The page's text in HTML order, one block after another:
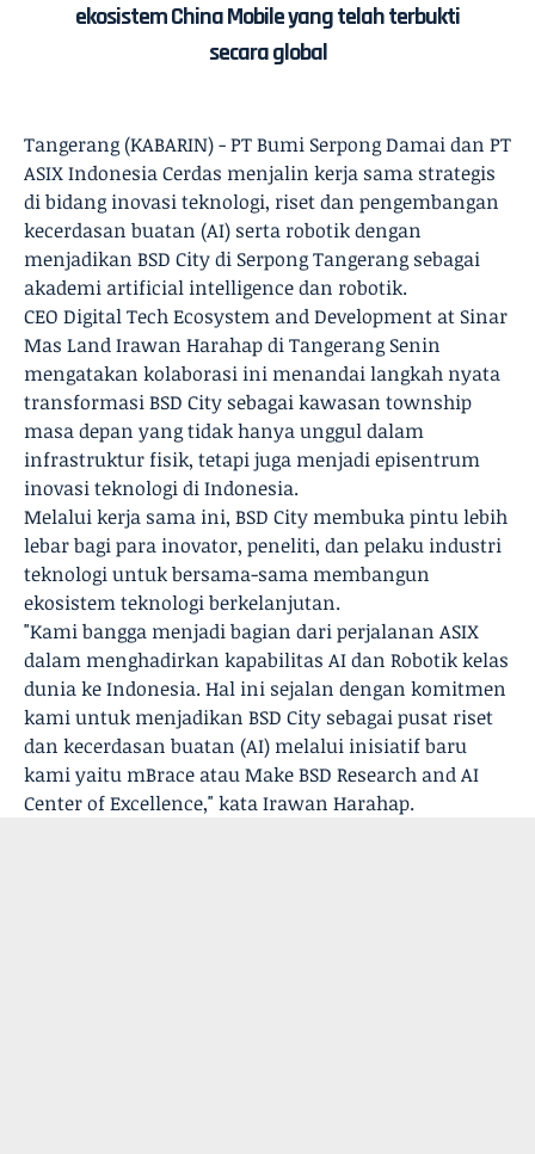
ekosistem China Mobile yang telah terbukti
secara global
Tangerang (KABARIN) - PT Bumi Serpong Damai dan PT
ASIX Indonesia Cerdas menjalin kerja sama strategis
di bidang inovasi teknologi, riset dan pengembangan
kecerdasan buatan (AI) serta robotik dengan
menjadikan BSD City di Serpong Tangerang sebagai
akademi artificial intelligence dan robotik.
CEO Digital Tech Ecosystem and Development at Sinar
Mas Land Irawan Harahap di Tangerang Senin
mengatakan kolaborasi ini menandai langkah nyata
transformasi BSD City sebagai kawasan township
masa depan yang tidak hanya unggul dalam
infrastruktur fisik, tetapi juga menjadi episentrum
inovasi teknologi di Indonesia.
Melalui kerja sama ini, BSD City membuka pintu lebih
lebar bagi para inovator, peneliti, dan pelaku industri
teknologi untuk bersama-sama membangun
ekosistem teknologi berkelanjutan.
"Kami bangga menjadi bagian dari perjalanan ASIX
dalam menghadirkan kapabilitas AI dan Robotik kelas
dunia ke Indonesia. Hal ini sejalan dengan komitmen
kami untuk menjadikan BSD City sebagai pusat riset
dan kecerdasan buatan (AI) melalui inisiatif baru
kami yaitu mBrace atau Make BSD Research and AI
Center of Excellence," kata Irawan Harahap.